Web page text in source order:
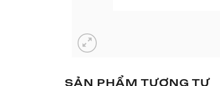
SẢN PHẨM TƯƠNG TỰ